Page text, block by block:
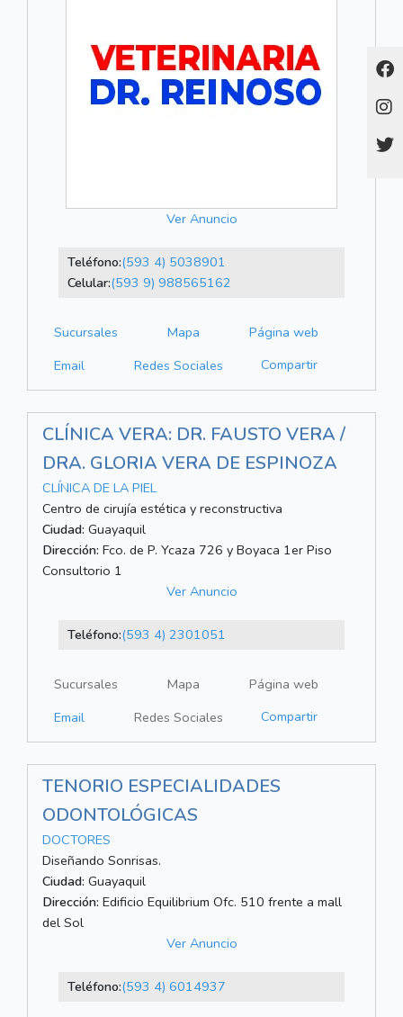
Ver Anuncio
Teléfono:(593 4) 5038901
Celular:(593 9) 988565162
Sucursales Mapa
Página web
Email
Redes Sociales Compartir
CLÍNICA VERA: DR. FAUSTO VERA /
DRA. GLORIA VERA DE ESPINOZA
CLÍNICA DE LA PIEL
Centro de cirujía estética y reconstructiva
Ciudad: Guayaquil
Dirección: Fco. de P. Ycaza 726 y Boyaca 1er Piso
Consultorio 1
Ver Anuncio
Teléfono:(593 4) 2301051
Sucursales Mapa
Página web
Email
Redes Sociales Compartir
TENORIO ESPECIALIDADES
ODONTOLÓGICAS
DOCTORES
Diseñando Sonrisas.
Ciudad: Guayaquil
Dirección: Edificio Equilibrium Ofc. 510 frente a mall
del Sol
Ver Anuncio
Teléfono:(593 4) 6014937